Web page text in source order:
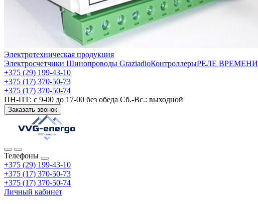
Электротехническая продукция
Электросчетчики Шинопроводы GraziadioКонтроллерыРЕЛЕ ВРЕМЕНИ
+375 (29) 199-43-10
+375 (17) 370-50-73
+375 (17) 370-50-74
ПН-ПТ: с 9-00 до 17-00 без обеда Сб.-Вс.: выходной
Заказать звонок
Телефоны
+375 (29) 199-43-10
+375 (17) 370-50-73
+375 (17) 370-50-74
Личный кабинет